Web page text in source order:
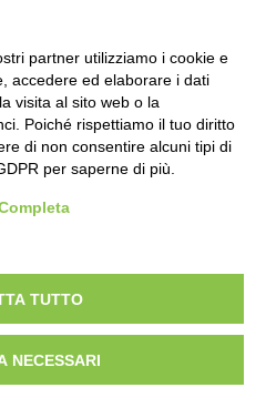
settembre
Film Festival Summer
dal 30 agosto la XX
partner utilizziamo i cookie e
accedere ed elaborare i dati
visita al sito web o la
Poiché rispettiamo il tuo diritto
di non consentire alcuni tipi di
per saperne di più.
TUTTO
NECESSARI